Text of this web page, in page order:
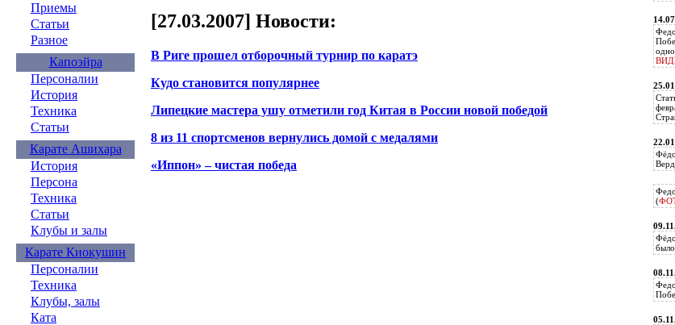
Приемы
Статьи
Разное
Капоэйра
Персоналии
История
Техника
Статьи
Карате Ашихара
История
Персона
Техника
Статьи
Клубы и залы
Карате Киокушин
Персоналии
Техника
Клубы, залы
Ката
[27.03.2007] Новости:
В Риге прошел отборочный турнир по каратэ
Кудо становится популярнее
Липецкие мастера ушу отметили год Китая в России новой победой
8 из 11 спортсменов вернулись домой с медалями
«Иппон» – чистая победа
(